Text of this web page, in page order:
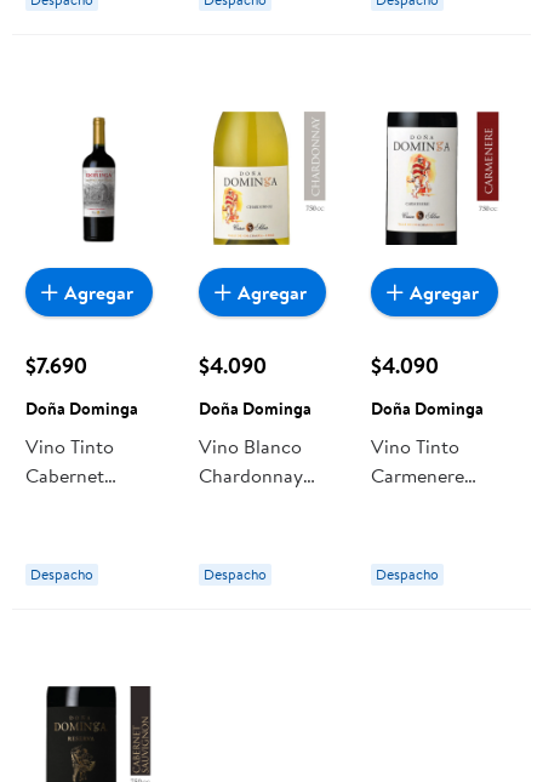
Dominga
$7.690
Doña Dominga
Vino Tinto
Cabernet
Dominga Botella
Despacho
Agregar
$4.090
Doña Dominga
Vino Blanco
Chardonnay
Doña Dominga
Despacho
Agregar
$4.090
Doña Dominga
Vino Tinto
Carmenere
Dominga
Despacho
Agregar